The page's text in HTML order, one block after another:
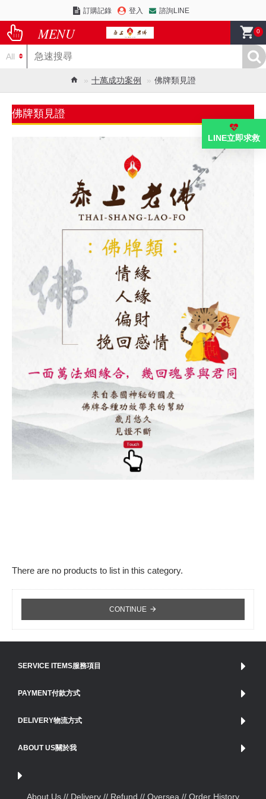
訂購記錄 登入 諮詢LINE
0
All
十萬成功案例 佛牌類見證
佛牌類見證
There are no products to list in this category.
CONTINUE
SERVICE ITEMS服務項目
PAYMENT付款方式
DELIVERY物流方式
ABOUT US關於我
About Us // Delivery // Refund // Oversea // Order History
LINE立即求救